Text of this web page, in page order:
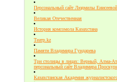
Персональный сайт Людмилы Енисеевой
Великая Отечественная
История комсомола Казахстана
Театр.kz
Памяти Владимира Гундарева
Три столицы в лицах: Верный, Алма-
персональный сайт Владимира
Казахстанская Академия